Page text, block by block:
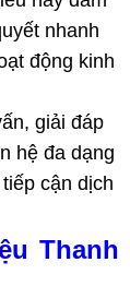
nhanh
động kinh
giải đáp
hệ đa dạng
cận dịch
Thanh